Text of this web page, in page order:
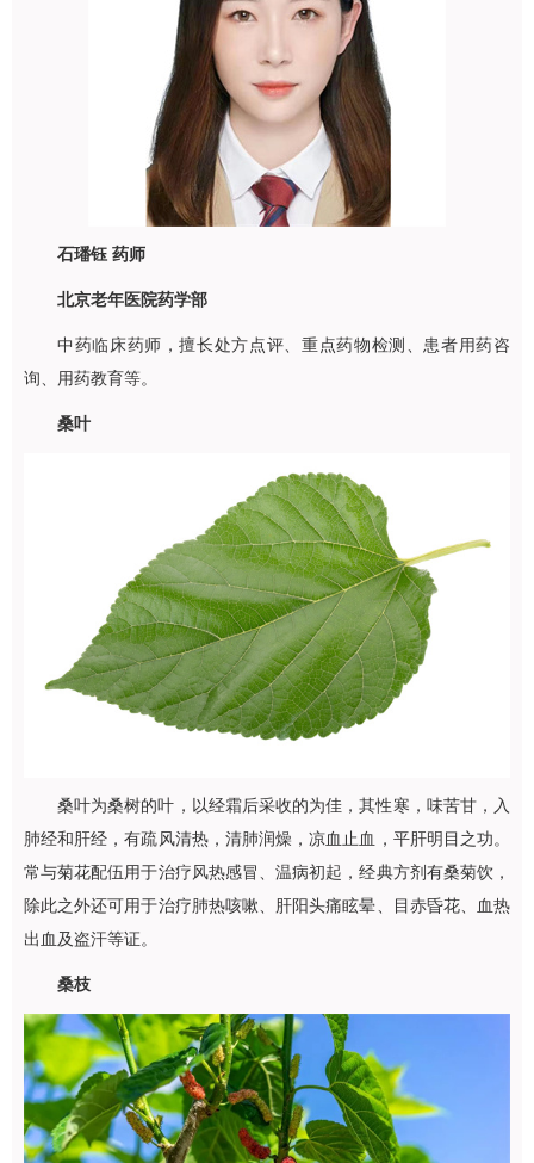
石璠钰 药师
北京老年医院药学部
中药临床药师，擅长处方点评、重点药物检测、患者用药咨
询、用药教育等。
桑叶
桑叶为桑树的叶，以经霜后采收的为佳，其性寒，味苦甘，入
肺经和肝经，有疏风清热，清肺润燥，凉血止血，平肝明目之功。
常与菊花配伍用于治疗风热感冒、温病初起，经典方剂有桑菊饮，
除此之外还可用于治疗肺热咳嗽、肝阳头痛眩晕、目赤昏花、血热
出血及盗汗等证。
桑枝